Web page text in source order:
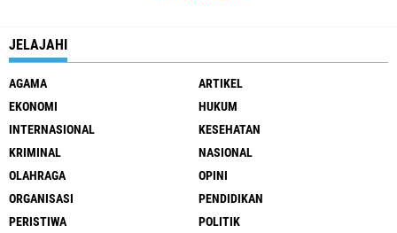
JELAJAHI
AGAMA
ARTIKEL
EKONOMI
HUKUM
INTERNASIONAL
KESEHATAN
KRIMINAL
NASIONAL
OLAHRAGA
OPINI
ORGANISASI
PENDIDIKAN
PERISTIWA
POLITIK